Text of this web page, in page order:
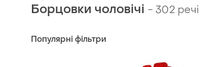
Борцовки чоловічі - 302 речі
Популярні фільтри